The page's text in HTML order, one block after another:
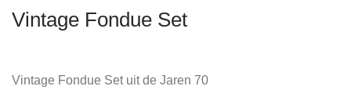
Vintage Fondue Set
Vintage Fondue Set uit de Jaren 70